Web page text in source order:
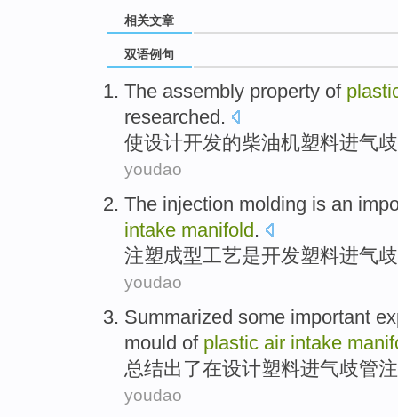
相关文章
双语例句
The assembly property of
researched .
使设计开发的柴油机塑料进气
youdao
The injection molding is an
intake manifold.
注塑成型工艺是开发塑料进气
youdao
Summarized some important
mould of plastic air intake
总结出 了在设计塑料进气歧管
youdao